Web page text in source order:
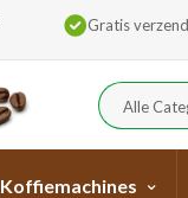
Gratis
Alle
Koffiemachines